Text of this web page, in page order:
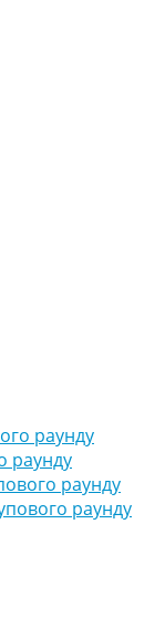
раунду
раунду
раунду
раунду